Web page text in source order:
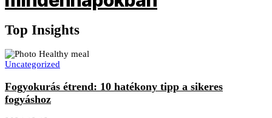
Top Insights
Uncategorized
Fogyokurás étrend: 10 hatékony tipp a sikeres
fogyáshoz